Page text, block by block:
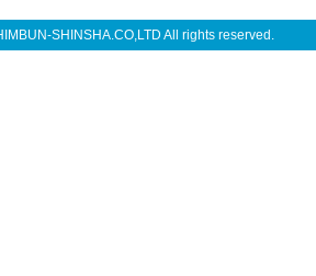
SHINSHA.CO,LTD All rights reserved.